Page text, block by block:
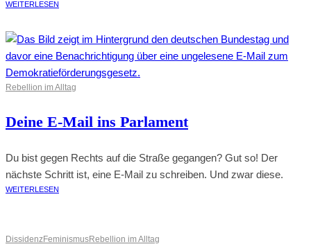
WEITERLESEN
Rebellion im Alltag
Deine E-Mail ins Parlament
Du bist gegen Rechts auf die Straße gegangen? Gut so! Der
nächste Schritt ist, eine E-Mail zu schreiben. Und zwar diese.
WEITERLESEN
DissidenzFeminismusRebellion im Alltag